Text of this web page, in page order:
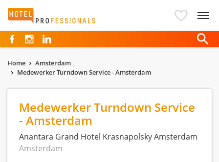
Hotelprofessionals
Home
Amsterdam
Medewerker Turndown Service - Amsterdam
Medewerker Turndown Service
- Amsterdam
Anantara Grand Hotel Krasnapolsky Amsterdam
Amsterdam